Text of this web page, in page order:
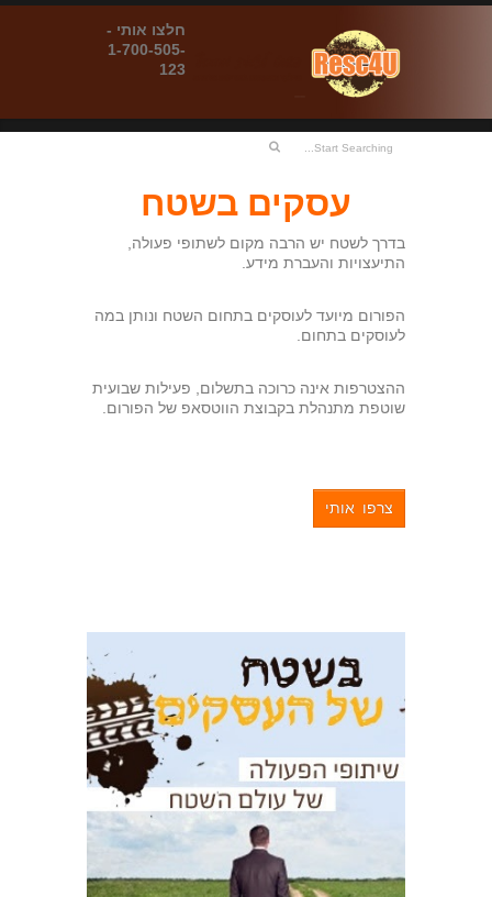
חלצו אותי -
1-700-505-
123
עסקים בשטח
בדרך לשטח יש הרבה מקום לשתופי פעולה,
התיעצויות והעברת מידע.
הפורום מיועד לעוסקים בתחום השטח ונותן במה
לעוסקים בתחום.
ההצטרפות אינה כרוכה בתשלום, פעילות שבועית
שוטפת מתנהלת בקבוצת הווטסאפ של הפורום.
צרפו אותי